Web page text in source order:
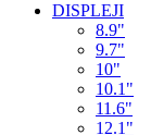
DISPLEJI
8.9"
9.7"
10"
10.1"
11.6"
12.1"